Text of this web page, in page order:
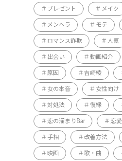
プレゼント メイク
メンヘラ モテ
ロマンス詐欺 人気
出会い 動画紹介
原因 吉崎綾
女の本音 女性向け
対処法 復縁
恋の溜まりBar 恋愛
手相 改善方法
映画 歌・曲